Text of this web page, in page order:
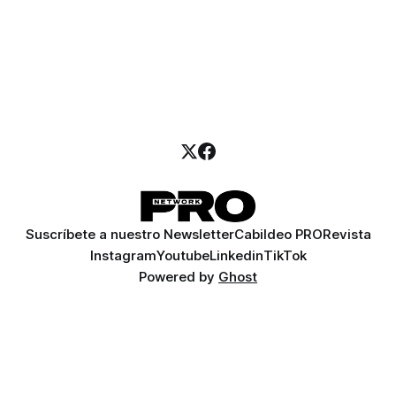
Suscríbete a nuestro NewsletterCabildeo PRORevista
InstagramYoutubeLinkedinTikTok
Powered by Ghost